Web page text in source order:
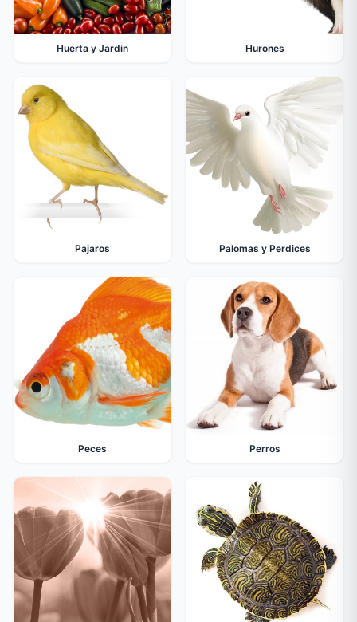
Huerta y Jardin Hurones
Pajaros Palomas y Perdices
Peces Perros